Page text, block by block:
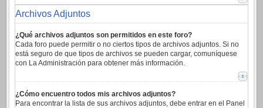
Archivos Adjuntos
¿Qué archivos adjuntos son permitidos en este foro?
Cada foro puede permitir o no ciertos tipos de archivos adjuntos. Si no
está seguro de que tipos de archivos se pueden cargar, comuníquese
con La Administración para obtener más información.
¿Cómo encuentro todos mis archivos adjuntos?
Para encontrar la lista de sus archivos adjuntos, debe entrar en el Panel